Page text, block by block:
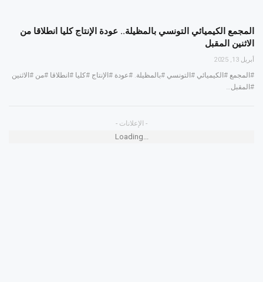
المجمع الكيميائي التونسي بالمظيلة.. عودة الإنتاج كليا انطلاقا من
الاثنين المقبل
أبريل 13, 2025
#المجمع #الكيميائي #التونسي #بالمظيلة. #عودة #الإنتاج #كليا #انطلاقا #من #الاثنين
#المقبل…
- الإعلانات -
Loading...